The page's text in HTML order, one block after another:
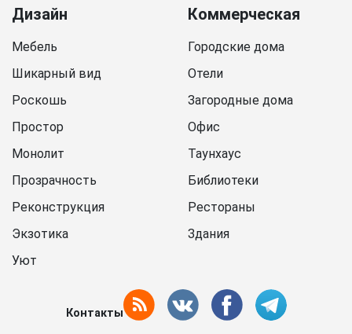
Дизайн
Мебель
Шикарный вид
Роскошь
Простор
Монолит
Прозрачность
Реконструкция
Экзотика
Уют
Коммерческая
Городские дома
Отели
Загородные дома
Офис
Таунхаус
Библиотеки
Рестораны
Здания
Контакты